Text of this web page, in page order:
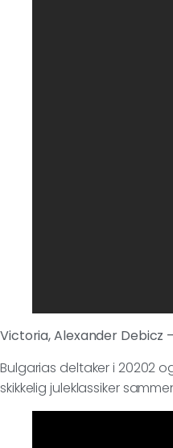
Victoria, Alexander Debicz
Bulgarias deltaker i 20202
skikkelig juleklassiker